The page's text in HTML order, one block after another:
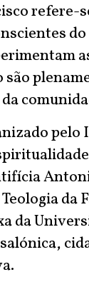
refere-
são
da
da